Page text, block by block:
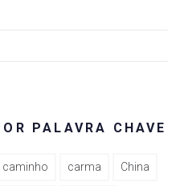
PALAVRA CHAVE
caminho carma China